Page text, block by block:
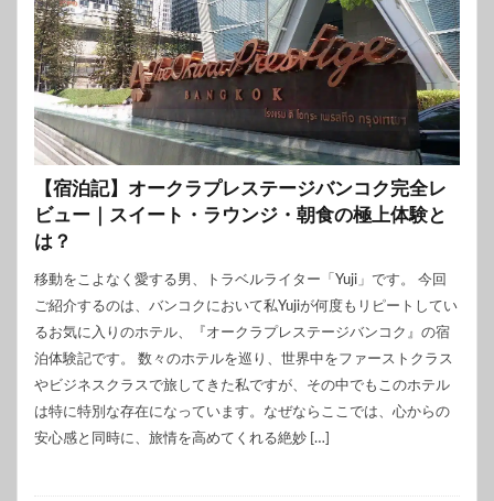
【宿泊記】オークラプレステージバンコク完全レ
ビュー｜スイート・ラウンジ・朝食の極上体験と
は？
移動をこよなく愛する男、トラベルライター「Yuji」です。 今回
ご紹介するのは、バンコクにおいて私Yujiが何度もリピートしてい
るお気に入りのホテル、『オークラプレステージバンコク』の宿
泊体験記です。 数々のホテルを巡り、世界中をファーストクラス
やビジネスクラスで旅してきた私ですが、その中でもこのホテル
は特に特別な存在になっています。なぜならここでは、心からの
安心感と同時に、旅情を高めてくれる絶妙 […]